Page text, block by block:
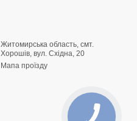
Житомирська область, смт.
Хорошів, вул. Східна, 20
Мапа проїзду